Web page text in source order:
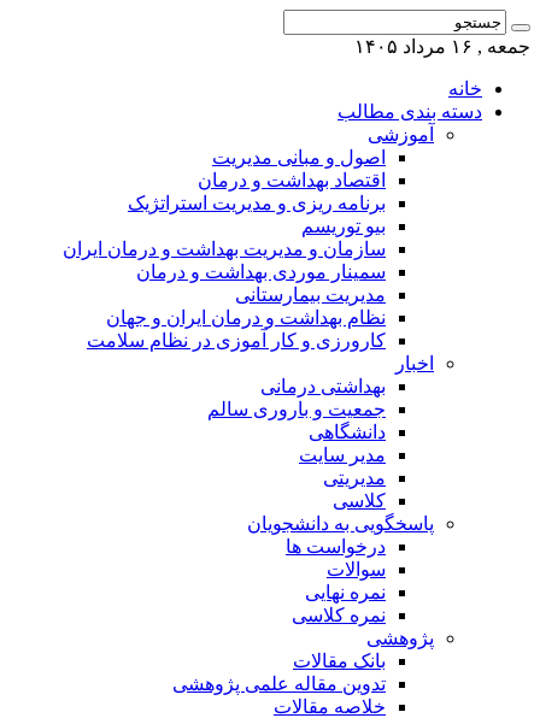
جمعه , ۱۶ مرداد ۱۴۰۵
خانه
دسته بندی مطالب
آموزشی
اصول و مبانی مدیریت
اقتصاد بهداشت و درمان
برنامه ریزی و مدیریت استراتژیک
بیو توریسم
سازمان و مدیریت بهداشت و درمان ایران
سمینار موردی بهداشت و درمان
مدیریت بیمارستانی
نظام بهداشت و درمان ایران و جهان
کارورزی و کار آموزی در نظام سلامت
اخبار
بهداشتی درمانی
جمعیت و باروری سالم
دانشگاهی
مدیر سایت
مدیریتی
کلاسی
پاسخگویی به دانشجویان
درخواست ها
سوالات
نمره نهایی
نمره کلاسی
پژوهشی
بانک مقالات
تدوین مقاله علمی پژوهشی
خلاصه مقالات